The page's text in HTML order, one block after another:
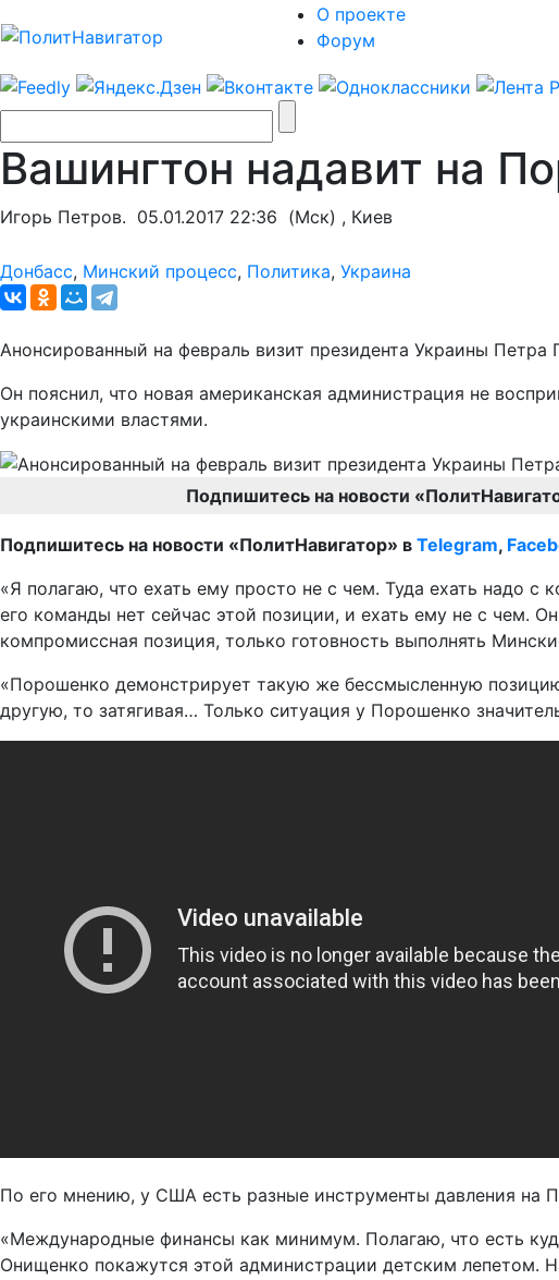
О проекте
Форум
Вашингтон надавит на
Игорь Петров. 05.01.2017 22:36 (Мск) , Киев
Донбасс, Минский процесс, Политика, Украина
Анонсированный на февраль визит президента Украины
Он пояснил, что новая американская администрация не
украинскими властями.
Подпишитесь на новости
Подпишитесь на новости «ПолитНавигатор» в Telegram,
«Я полагаю, что ехать ему просто не с чем. Туда ехать надо
его команды нет сейчас этой позиции, и ехать ему не с чем.
компромиссная позиция, только готовность выполнять
«Порошенко демонстрирует такую же бессмысленную
другую, то затягивая… Только ситуация у Порошенко
По его мнению, у США есть разные инструменты давления на
«Международные финансы как минимум. Полагаю, что есть
Онищенко покажутся этой администрации детским лепетом.